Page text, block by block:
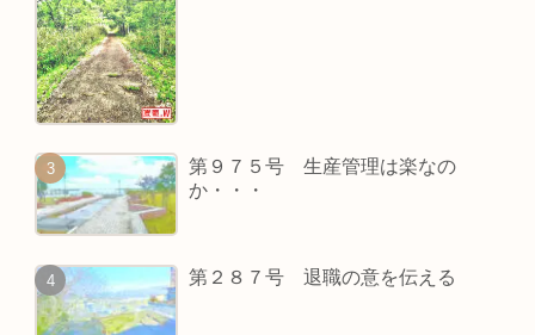
第９７５号 生産管理は楽なの
か・・・
第２８７号 退職の意を伝える